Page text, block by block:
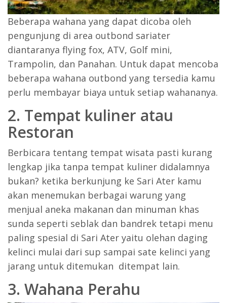
Beberapa wahana yang dapat dicoba oleh
pengunjung di area outbond sariater
diantaranya flying fox, ATV, Golf mini,
Trampolin, dan Panahan. Untuk dapat mencoba
beberapa wahana outbond yang tersedia kamu
perlu membayar biaya untuk setiap wahananya.
2. Tempat kuliner atau
Restoran
Berbicara tentang tempat wisata pasti kurang
lengkap jika tanpa tempat kuliner didalamnya
bukan? ketika berkunjung ke Sari Ater kamu
akan menemukan berbagai warung yang
menjual aneka makanan dan minuman khas
sunda seperti seblak dan bandrek tetapi menu
paling spesial di Sari Ater yaitu olehan daging
kelinci mulai dari sup sampai sate kelinci yang
jarang untuk ditemukan ditempat lain.
3. Wahana Perahu